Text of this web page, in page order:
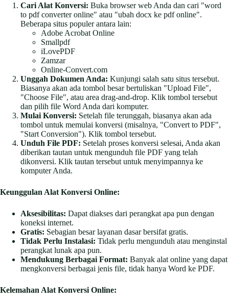
Cari Alat Konversi: Buka browser web Anda dan cari "word
to pdf converter online" atau "ubah docx ke pdf online".
Beberapa situs populer antara lain:
Adobe Acrobat Online
Smallpdf
iLovePDF
Zamzar
Online-Convert.com
Unggah Dokumen Anda: Kunjungi salah satu situs tersebut.
Biasanya akan ada tombol besar bertuliskan "Upload File",
"Choose File", atau area drag-and-drop. Klik tombol tersebut
dan pilih file Word Anda dari komputer.
Mulai Konversi: Setelah file terunggah, biasanya akan ada
tombol untuk memulai konversi (misalnya, "Convert to PDF",
"Start Conversion"). Klik tombol tersebut.
Unduh File PDF: Setelah proses konversi selesai, Anda akan
diberikan tautan untuk mengunduh file PDF yang telah
dikonversi. Klik tautan tersebut untuk menyimpannya ke
komputer Anda.
Keunggulan Alat Konversi Online:
Aksesibilitas: Dapat diakses dari perangkat apa pun dengan
koneksi internet.
Gratis: Sebagian besar layanan dasar bersifat gratis.
Tidak Perlu Instalasi: Tidak perlu mengunduh atau menginstal
perangkat lunak apa pun.
Mendukung Berbagai Format: Banyak alat online yang dapat
mengkonversi berbagai jenis file, tidak hanya Word ke PDF.
Kelemahan Alat Konversi Online: